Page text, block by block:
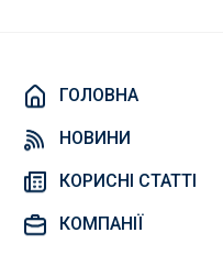
ГОЛОВНА
НОВИНИ
КОРИСНІ СТАТТІ
КОМПАНІЇ